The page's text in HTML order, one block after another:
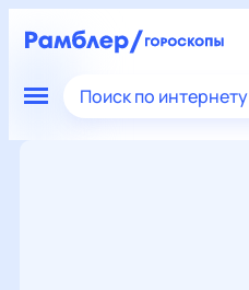
Поиск по интернету